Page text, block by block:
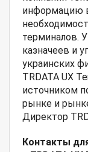
информацию
терминалов.
казначеев и
украинских
TRDATA UX
источником
рынке и
Директор
Контакты